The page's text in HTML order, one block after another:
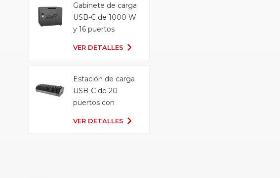
Gabinete de carga
USB-C de 1000 W
y 16 puertos
VER DETALLES
Estación de carga
USB-C de 20
puertos con
organizadora
VER DETALLES